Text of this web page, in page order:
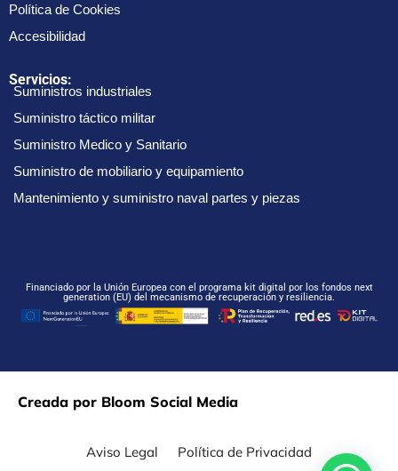
Política de Cookies
Accesibilidad
Servicios:
Suministros industriales
Suministro táctico militar
Suministro Medico y Sanitario
Suministro de mobiliario y equipamiento
Mantenimiento y suministro naval partes y piezas
Financiado por la Unión Europea con el programa kit digital por los fondos next
generation (EU) del mecanismo de recuperación y resiliencia.
Creada por Bloom Social Media
Aviso Legal Política de Privacidad